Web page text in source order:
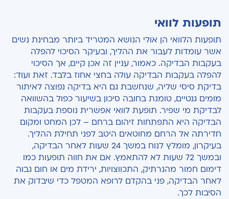
תופעות לוואי
תופעות הלוואי הן אולי הנושא המטריד ביותר מבחינת נשים
אשר עומדות לעבור את ההליך, ובעיקר הסיכוי להפלה
בעקבות הבדיקה. כאמור, עניין זה אכן קיים, אך הסיכוי
להפלה בעקבות הבדיקה עולה בחצי אחוז בלבד. זאת ועוד:
בדיקת סיסי שליה, שנחשבת גם היא בדיקה נפוצה לאיתור
מומים גנטיים, טומנת בחובה סיכון בשיעור כפול בהשוואה
לבדיקת מי שפיר. תופעת לוואי אפשרית נוספת בעקבות
הבדיקה היא התפתחות זיהום ברחם – לכן המחט ומקום
חדירתה אל הרחם מחוטאים היטב לפני תחילת ההליך.
בעיקרון, מומלץ לנוח במשך 24 שעות לאחר הבדיקה,
ובמשך 72 שעות לא להתאמץ. אם את חווה תופעות כמו
דימום חמור מהנרתיק, התכווצויות, ירידת מים או חום גבוה
לאחר הבדיקה, פני בהקדם לרופא המטפל כדי שיבדוק את
הסיבות לכך.